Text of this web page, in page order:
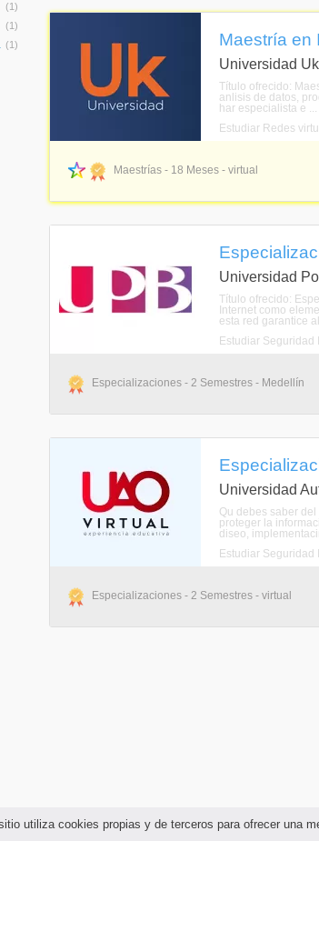
utiliza cookies propias y de terceros para ofrecer una
(1)
(1)
(1) Maestría en
Universidad Uk
Título ofrecido:
anlisis de datos,
har especialista e ...
Estudiar Redes
Maestrías - 18 Meses - virtual
Universidad
Título ofrecido:
Internet como
esta red garantice
Estudiar Seguridad
Especializaciones - 2 Semestres - Medellín
Universidad
Qu debes saber
proteger la
diseo,
Estudiar Seguridad
Especializaciones - 2 Semestres - virtual